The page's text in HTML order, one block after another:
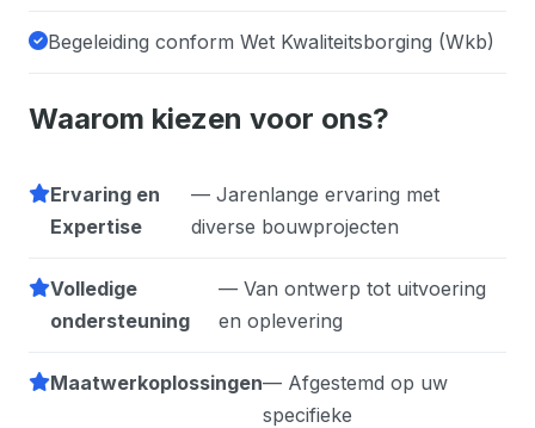
Begeleiding conform Wet Kwaliteitsborging (Wkb)
Waarom kiezen voor ons?
Ervaring en
Expertise
— Jarenlange ervaring met
diverse bouwprojecten
Volledige
ondersteuning
— Van ontwerp tot uitvoering
en oplevering
Maatwerkoplossingen— Afgestemd op uw
specifieke